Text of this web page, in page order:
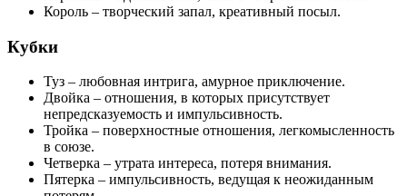
Король – творческий запал, креативный посыл.
Кубки
Туз – любовная интрига, амурное приключение.
Двойка – отношения, в которых присутствует
непредсказуемость и импульсивность.
Тройка – поверхностные отношения, легкомысленность
в союзе.
Четверка – утрата интереса, потеря внимания.
Пятерка – импульсивность, ведущая к неожиданным